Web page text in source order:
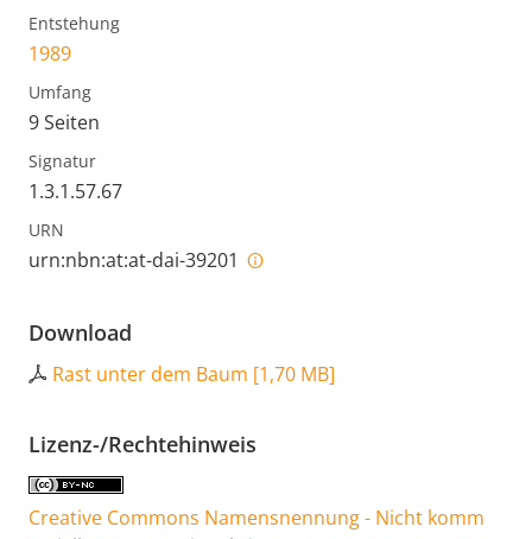
Entstehung
1989
Umfang
9 Seiten
Signatur
1.3.1.57.67
URN
urn:nbn:at:at-dai-39201
Download
Rast unter dem Baum [1,70 MB]
Lizenz-/Rechtehinweis
Creative Commons Namensnennung - Nicht komm